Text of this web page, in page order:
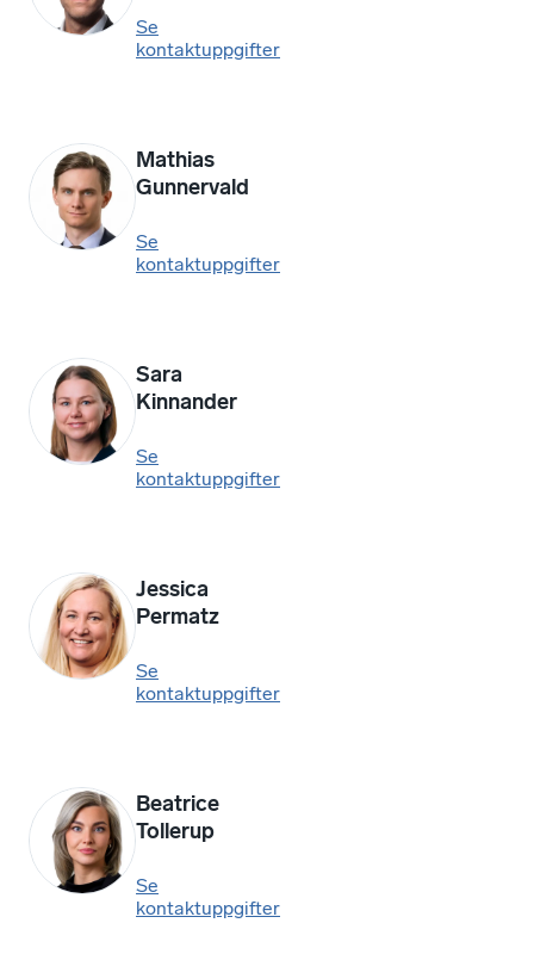
Se
kontaktuppgifter
Mathias
Gunnervald
Se
kontaktuppgifter
Sara
Kinnander
Se
kontaktuppgifter
Jessica
Permatz
Se
kontaktuppgifter
Beatrice
Tollerup
Se
kontaktuppgifter